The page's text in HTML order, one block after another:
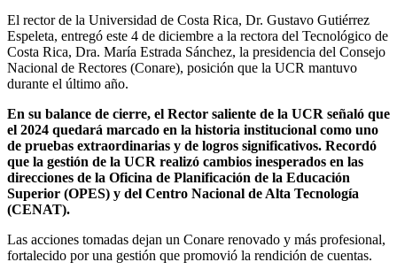
El rector de la Universidad de Costa Rica, Dr. Gustavo Gutiérrez
Espeleta, entregó este 4 de diciembre a la rectora del Tecnológico de
Costa Rica, Dra. María Estrada Sánchez, la presidencia del Consejo
Nacional de Rectores (Conare), posición que la UCR mantuvo
durante el último año.
En su balance de cierre, el Rector saliente de la UCR señaló que
el 2024 quedará marcado en la historia institucional como uno
de pruebas extraordinarias y de logros significativos. Recordó
que la gestión de la UCR realizó cambios inesperados en las
direcciones de la Oficina de Planificación de la Educación
Superior (OPES) y del Centro Nacional de Alta Tecnología
(CENAT).
Las acciones tomadas dejan un Conare renovado y más profesional,
fortalecido por una gestión que promovió la rendición de cuentas.